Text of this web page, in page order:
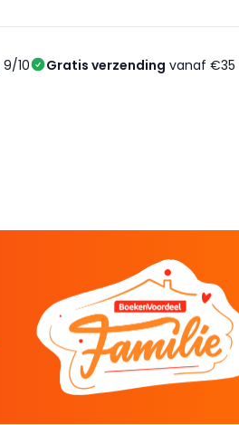
9/10 Gratis verzending vanaf €35